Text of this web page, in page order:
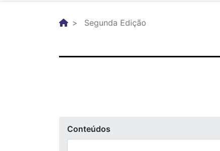
Segunda Edição
Conteúdos